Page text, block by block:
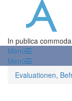
In publica commoda
Menü
Menü
Evaluationen,